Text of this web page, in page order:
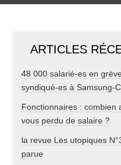
ARTICLES
48 000 salarié-es en
syndiqué-es à Samsung-
Fonctionnaires : combien
vous perdu de salaire ?
la revue Les utopiques
parue